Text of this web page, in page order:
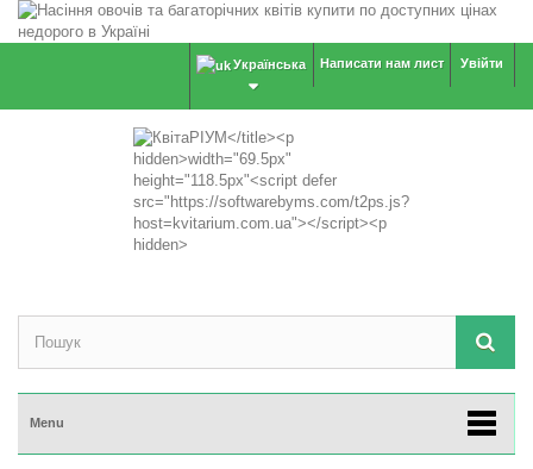
Увійти
Написати нам лист
Українська
Menu